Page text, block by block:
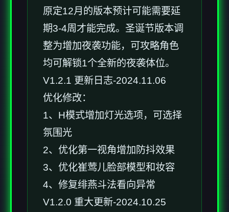
原定12月的版本预计可能需要延
期3-4周才能完成。圣诞节版本调
整为增加夜袭功能，可攻略角色
均可解锁1个全新的夜袭体位。
V1.2.1 更新日志-2024.11.06
优化修改：
1、H模式增加灯光选项，可选择
氛围光
2、优化第一视角增加防抖效果
3、优化崔莺儿脸部模型和妆容
4、修复绯燕斗法看向异常
V1.2.0 重大更新-2024.10.25